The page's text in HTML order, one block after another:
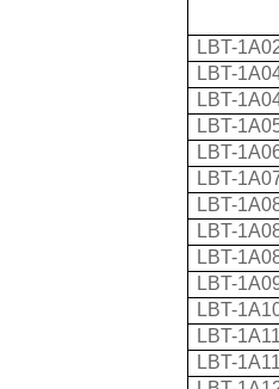
LBT-
LBT-
LBT-
LBT-
LBT-
LBT-
LBT-
LBT-
LBT-
LBT-
LBT-
LBT-
LBT-